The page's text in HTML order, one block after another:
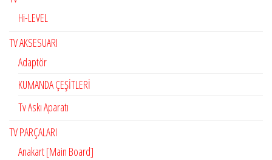
Hi-LEVEL
TV AKSESUARI
Adaptör
KUMANDA ÇEŞİTLERİ
Tv Askı Aparatı
TV PARÇALARI
Anakart [Main Board]